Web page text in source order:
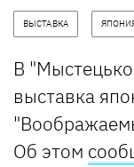
ВЫСТАВКА
В
выставка
Об этом